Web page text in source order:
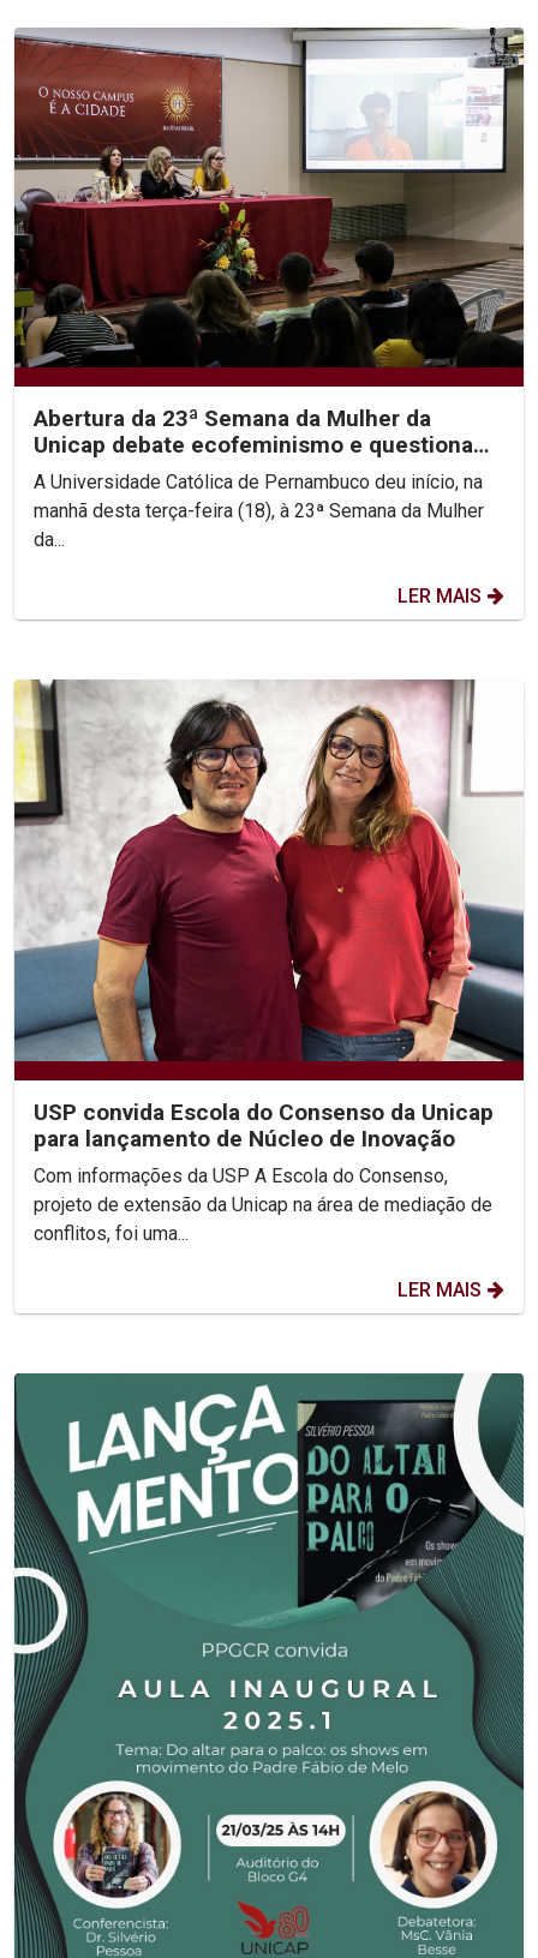
Abertura da 23ª Semana da Mulher da
Unicap debate ecofeminismo e questiona
hierarquias religiosas
A Universidade Católica de Pernambuco deu início, na
manhã desta terça-feira (18), à 23ª Semana da Mulher
da...
LER MAIS
USP convida Escola do Consenso da Unicap
para lançamento de Núcleo de Inovação
Com informações da USP A Escola do Consenso,
projeto de extensão da Unicap na área de mediação de
conflitos, foi uma...
LER MAIS